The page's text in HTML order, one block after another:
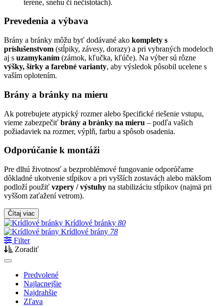
teréne, snehu či nečistotách).
Prevedenia a výbava
Brány a bránky môžu byť dodávané ako komplety s
príslušenstvom (stĺpiky, závesy, dorazy) a pri vybraných modeloch
aj s uzamykaním (zámok, kľučka, kľúče). Na výber sú rôzne
výšky, šírky a farebné varianty, aby výsledok pôsobil ucelene s
vaším oplotením.
Brány a bránky na mieru
Ak potrebujete atypický rozmer alebo špecifické riešenie vstupu,
vieme zabezpečiť brány a bránky na mieru – podľa vašich
požiadaviek na rozmer, výplň, farbu a spôsob osadenia.
Odporúčanie k montáži
Pre dlhú životnosť a bezproblémové fungovanie odporúčame
dôkladné ukotvenie stĺpikov a pri vyšších zostavách alebo mäkšom
podloží použiť vzpery / výstuhy na stabilizáciu stĺpikov (najmä pri
vyššom zaťažení vetrom).
Čítaj viac
Krídlové bránky 80
Krídlové brány 78
Filter
Zoradiť
Predvolené
Najlacnejšie
Najdrahšie
Zľava